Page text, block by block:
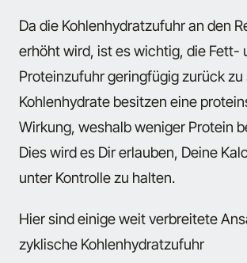
Da die Kohlenhydratzufuhr an den
erhöht wird, ist es wichtig, die Fett-
Proteinzufuhr geringfügig zurück
Kohlenhydrate besitzen eine
Wirkung, weshalb weniger Protein
Dies wird es Dir erlauben, Deine
unter Kontrolle zu halten.
Hier sind einige weit verbreitete
zyklische Kohlenhydratzufuhr